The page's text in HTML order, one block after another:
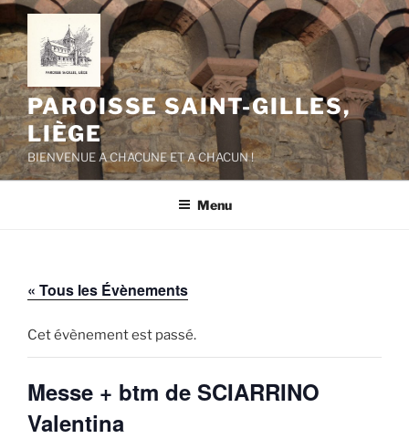
Aller
au
contenu
principal
PAROISSE SAINT-GILLES,
LIÈGE
BIENVENUE A CHACUNE ET A CHACUN !
Menu
« Tous les Évènements
Cet évènement est passé.
Messe + btm de SCIARRINO
Valentina